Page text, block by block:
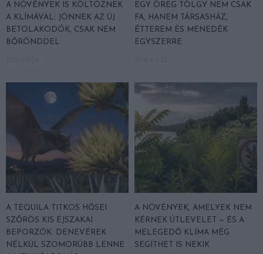
A NÖVÉNYEK IS KÖLTÖZNEK
A KLÍMÁVAL: JÖNNEK AZ ÚJ
BETOLAKODÓK, CSAK NEM
BŐRÖNDDEL
EGY ÖREG TÖLGY NEM CSAK
FA, HANEM TÁRSASHÁZ,
ÉTTEREM ÉS MENEDÉK
EGYSZERRE
A TEQUILA TITKOS HŐSEI
SZŐRÖS KIS ÉJSZAKAI
BEPORZÓK: DENEVÉREK
NÉLKÜL SZOMORÚBB LENNE
A NÖVÉNYEK, AMELYEK NEM
KÉRNEK ÚTLEVELET — ÉS A
MELEGEDŐ KLÍMA MÉG
SEGÍTHET IS NEKIK